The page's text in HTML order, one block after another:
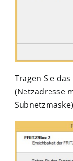
Tragen Sie
(Netzadresse